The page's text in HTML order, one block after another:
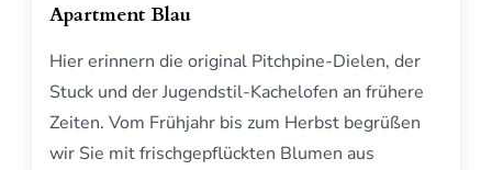
Apartment Blau
Hier erinnern die original Pitchpine-Dielen, der
Stuck und der Jugendstil-Kachelofen an frühere
Zeiten. Vom Frühjahr bis zum Herbst begrüßen
wir Sie mit frischgepflückten Blumen aus